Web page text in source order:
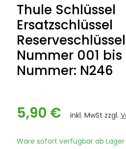
Thule Schlüssel
Ersatzschlüssel
Nummer 001
Nummer: N246
5,90 € inkl. MwSt zzgl.
Ware sofort verfügbar ab Lager